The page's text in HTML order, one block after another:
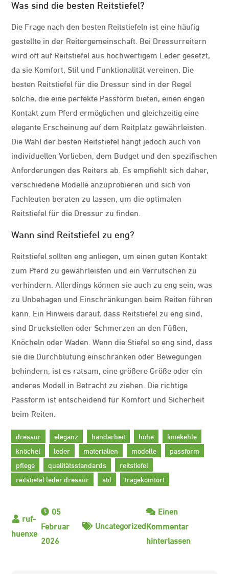
Was sind die besten Reitstiefel?
Die Frage nach den besten Reitstiefeln ist eine häufig
gestellte in der Reitergemeinschaft. Bei Dressurreitern
wird oft auf Reitstiefel aus hochwertigem Leder gesetzt,
da sie Komfort, Stil und Funktionalität vereinen. Die
besten Reitstiefel für die Dressur sind in der Regel
solche, die eine perfekte Passform bieten, einen engen
Kontakt zum Pferd ermöglichen und gleichzeitig eine
elegante Erscheinung auf dem Reitplatz gewährleisten.
Die Wahl der besten Reitstiefel hängt jedoch auch von
individuellen Vorlieben, dem Budget und den spezifischen
Anforderungen des Reiters ab. Es empfiehlt sich daher,
verschiedene Modelle anzuprobieren und sich von
Fachleuten beraten zu lassen, um die optimalen
Reitstiefel für die Dressur zu finden.
Wann sind Reitstiefel zu eng?
Reitstiefel sollten eng anliegen, um einen guten Kontakt
zum Pferd zu gewährleisten und ein Verrutschen zu
verhindern. Allerdings können sie auch zu eng sein, was
zu Unbehagen und Einschränkungen beim Reiten führen
kann. Ein Hinweis darauf, dass Reitstiefel zu eng sind,
sind Druckstellen oder Schmerzen an den Füßen,
Knöcheln oder Waden. Wenn die Stiefel so eng sind, dass
sie die Durchblutung einschränken oder Bewegungen
behindern, ist es ratsam, eine größere Größe oder ein
anderes Modell in Betracht zu ziehen. Die richtige
Passform ist entscheidend für Komfort und Sicherheit
beim Reiten.
dressur eleganz handarbeit höhe
kniekehle
knöchel
leder materialien modelle
passform
pflege
qualitätsstandards
reitstiefel
reitstiefel leder dressur
stil tragekomfort
05
Februar
2026
Uncategorized
Einen
Kommentar
hinterlassenzu